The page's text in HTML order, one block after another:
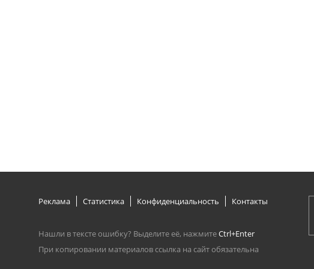
Реклама Статистика Конфиденциальность Контакты
Нашли в тексте ошибку? Выделите её, нажмитеCtrl+Enter
При копировании материалов ссылка на сайт обязательна